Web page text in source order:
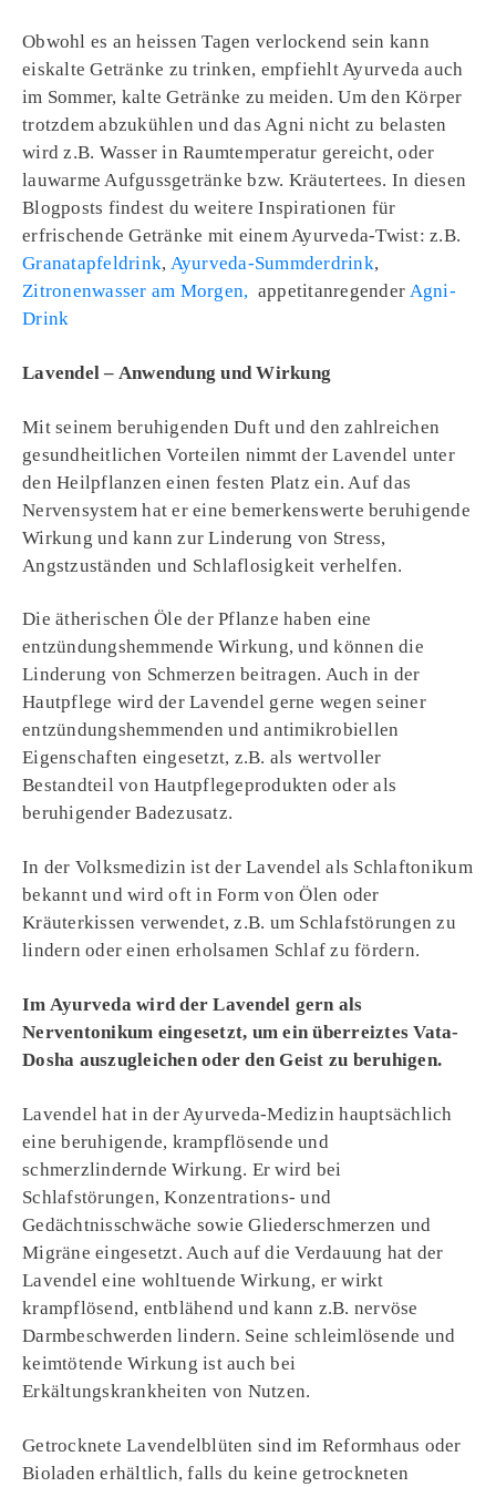
Obwohl es an heissen Tagen verlockend sein kann
eiskalte Getränke zu trinken, empfiehlt Ayurveda auch
im Sommer, kalte Getränke zu meiden. Um den Körper
trotzdem abzukühlen und das Agni nicht zu belasten
wird z.B. Wasser in Raumtemperatur gereicht, oder
lauwarme Aufgussgetränke bzw. Kräutertees. In diesen
Blogposts findest du weitere Inspirationen für
erfrischende Getränke mit einem Ayurveda-Twist: z.B.
Granatapfeldrink, Ayurveda-Summderdrink,
Zitronenwasser am Morgen, appetitanregender Agni-
Drink
Lavendel – Anwendung und Wirkung
Mit seinem beruhigenden Duft und den zahlreichen
gesundheitlichen Vorteilen nimmt der Lavendel unter
den Heilpflanzen einen festen Platz ein. Auf das
Nervensystem hat er eine bemerkenswerte beruhigende
Wirkung und kann zur Linderung von Stress,
Angstzuständen und Schlaflosigkeit verhelfen.
Die ätherischen Öle der Pflanze haben eine
entzündungshemmende Wirkung, und können die
Linderung von Schmerzen beitragen. Auch in der
Hautpflege wird der Lavendel gerne wegen seiner
entzündungshemmenden und antimikrobiellen
Eigenschaften eingesetzt, z.B. als wertvoller
Bestandteil von Hautpflegeprodukten oder als
beruhigender Badezusatz.
In der Volksmedizin ist der Lavendel als Schlaftonikum
bekannt und wird oft in Form von Ölen oder
Kräuterkissen verwendet, z.B. um Schlafstörungen zu
lindern oder einen erholsamen Schlaf zu fördern.
Im Ayurveda wird der Lavendel gern als
Nerventonikum eingesetzt, um ein überreiztes Vata-
Dosha auszugleichen oder den Geist zu beruhigen.
Lavendel hat in der Ayurveda-Medizin hauptsächlich
eine beruhigende, krampflösende und
schmerzlindernde Wirkung. Er wird bei
Schlafstörungen, Konzentrations- und
Gedächtnisschwäche sowie Gliederschmerzen und
Migräne eingesetzt. Auch auf die Verdauung hat der
Lavendel eine wohltuende Wirkung, er wirkt
krampflösend, entblähend und kann z.B. nervöse
Darmbeschwerden lindern. Seine schleimlösende und
keimtötende Wirkung ist auch bei
Erkältungskrankheiten von Nutzen.
Getrocknete Lavendelblüten sind im Reformhaus oder
Bioladen erhältlich, falls du keine getrockneten